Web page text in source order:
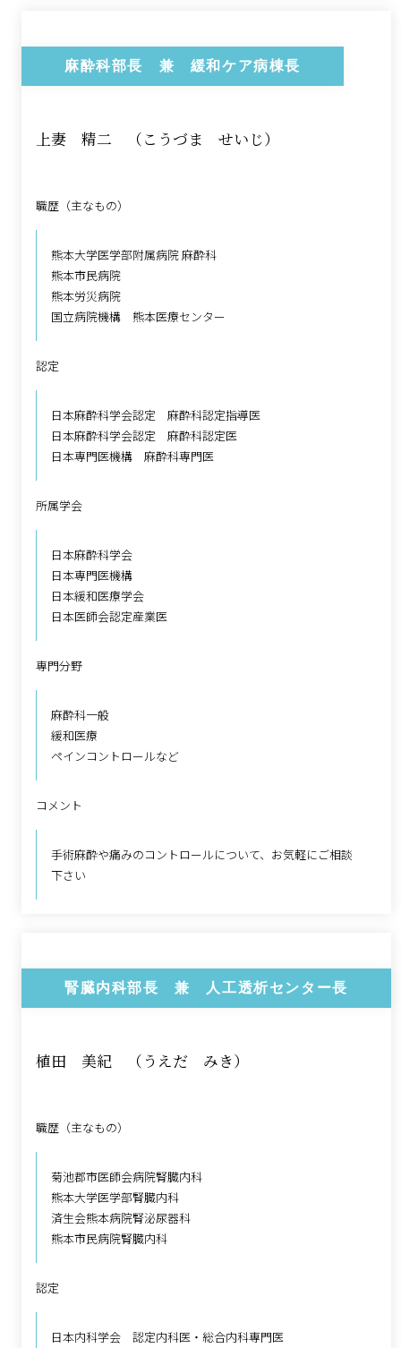
麻酔科部長 兼 緩和ケア病棟長
上妻 精二 （こうづま せいじ）
職歴（主なもの）
熊本大学医学部附属病院 麻酔科
熊本市民病院
熊本労災病院
国立病院機構 熊本医療センター
認定
日本麻酔科学会認定 麻酔科認定指導医
日本麻酔科学会認定 麻酔科認定医
日本専門医機構 麻酔科専門医
所属学会
日本麻酔科学会
日本専門医機構
日本緩和医療学会
日本医師会認定産業医
専門分野
麻酔科一般
緩和医療
ペインコントロールなど
コメント
手術麻酔や痛みのコントロールについて、お気軽にご相談
下さい
腎臓内科部長 兼 人工透析センター長
植田 美紀 （うえだ みき）
職歴（主なもの）
菊池郡市医師会病院腎臓内科
熊本大学医学部腎臓内科
済生会熊本病院腎泌尿器科
熊本市民病院腎臓内科
認定
日本内科学会 認定内科医・総合内科専門医